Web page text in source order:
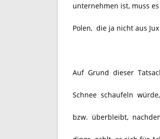
unternehmen ist, muss
Polen, die ja nicht aus
Auf Grund dieser
Schnee schaufeln
bzw. überbleibt,